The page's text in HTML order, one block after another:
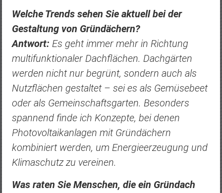
Welche Trends sehen Sie aktuell bei der
Gestaltung von Gründächern?
Antwort: Es geht immer mehr in Richtung
multifunktionaler Dachflächen. Dachgärten
werden nicht nur begrünt, sondern auch als
Nutzflächen gestaltet – sei es als Gemüsebeet
oder als Gemeinschaftsgarten. Besonders
spannend finde ich Konzepte, bei denen
Photovoltaikanlagen mit Gründächern
kombiniert werden, um Energieerzeugung und
Klimaschutz zu vereinen.
Was raten Sie Menschen, die ein Gründach